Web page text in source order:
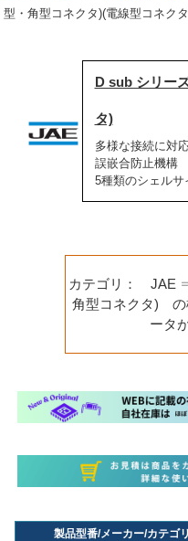
型・角型コネクタ)(電線型コネク
D sub シリー
タ)
多様な接続に対
誤嵌合防止機構
5種類のシェルサ
カテゴリ： JAE ⇒
角型コネクタ) の
ータ
製品型番/メーカー/カテゴリ